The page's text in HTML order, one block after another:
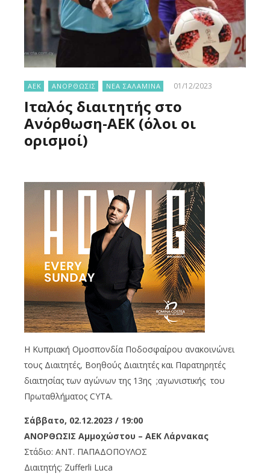
ΑΕΚ ΑΝΟΡΘΩΣΙΣ ΝΕΑ ΣΑΛΑΜΙΝΑ 01/12/2023
Ιταλός διαιτητής στο
Ανόρθωση-ΑΕΚ (όλοι οι
ορισμοί)
Η Κυπριακή Ομοσπονδία Ποδοσφαίρου ανακοινώνει
τους Διαιτητές, Βοηθούς Διαιτητές και Παρατηρητές
διαιτησίας των αγώνων της 13ης ;αγωνιστικής του
Πρωταθλήματος CYTA.
Σάββατο, 02.12.2023 / 19:00
ΑΝΟΡΘΩΣΙΣ Αμμοχώστου – ΑΕΚ Λάρνακας
Στάδιο: ΑΝΤ. ΠΑΠΑΔΟΠΟΥΛΟΣ
Διαιτητής: Zufferli Luca